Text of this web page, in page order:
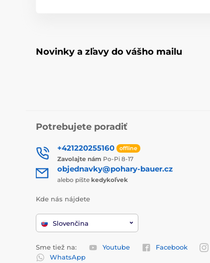
Novinky a zľavy do vášho mailu
Potrebujete poradiť
+421220255160 offline
Zavolajte nám Po-Pi 8-17
objednavky@pohary-bauer.cz
alebo píšte kedykoľvek
Kde nás nájdete
Slovenčina
Sme tiež na: Youtube Facebook
WhatsApp